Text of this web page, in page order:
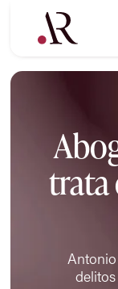
trata